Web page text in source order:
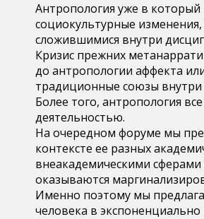
Антропология уже в который
социокультурные
сложившимися внутри
Кризис прежних
до антропологии аффекта
традиционные союзы
Более того, антропология
деятельностью.
На очередном форуме мы
контексте ее разных
внеакадемическими
оказываются
Именно поэтому мы
человека в